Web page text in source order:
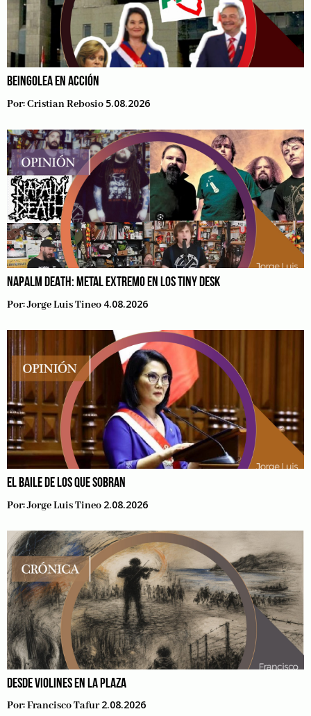
BEINGOLEA EN ACCIÓN
Por:Cristian Rebosio 5.08.2026
NAPALM DEATH: METAL EXTREMO EN LOS TINY DESK
Por:Jorge Luis Tineo 4.08.2026
EL BAILE DE LOS QUE SOBRAN
Por:Jorge Luis Tineo 2.08.2026
DESDE VIOLINES EN LA PLAZA
Por:Francisco Tafur 2.08.2026